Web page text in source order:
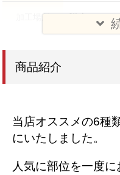
加工場所 熊本
商品紹介
当店オススメの6種
にいたしました。
人気に部位を一度